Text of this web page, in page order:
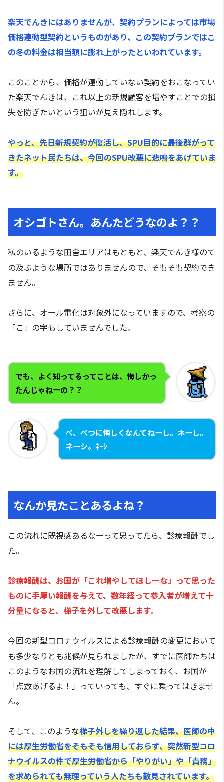
楽天でんきにはありませんが、契約プランによっては市場
価格連動型契約というものがあり、この契約プランではこ
の冬の料金は相当額に膨れ上がったといわれています。
このことから、価格が連動していない契約をおこなってい
た楽天でんきは、これ以上の新規顧客を増やすことでの損
失を防ぎたいという狙いが見え隠れします。
やっと、先日新規契約が復活し、SPU目的に最後群がって
きたネット民たちは、今回のSPU改悪に悲鳴をあげていま
す。
オシゴトさん。あんたどうなのよ？？
私のいるような田舎エリアはもともと、楽天でんき様のて
の及ぶような場所ではありませんので、そもそも契約でき
ません。
さらに、オール電化は対象外になっていますので、考察の
「こ」の字もしていませんでした。
でも、よく知ってるってことは、悔しかっ
たんじゃねーの？？
べ、べつに悔しくなんてねーし。ネーし。
ネーシ。ﾈｰｼ
なんか見たことあるよね？
この流れに既視感あるなーって思ってたら、診療報酬でし
た。
診療報酬は、お国が「これ増やしてほしーな」って思った
ものに手厚い報酬を与えて、数年経って参入者が増えて十
分量になると、梯子を外して改悪します。
今回の新型コロナウイルスによる診療報酬の変更において
も多少なりとも兆候が見られましたが、すでに医師たちは
このようなお国の流れを理解してしまっておく、お国が
「点数あげるよ！」っていっても、すぐに乗ってはきませ
ん。
そして、このような梯子外しを繰り返した結果、医師の中
には厚生労働省をそもそも信用しておらず、突然新型コロ
ナウイルスの件で厚生労働省から「やりがい」や「責務」
を求められても無理っていう人たちも散見されています。